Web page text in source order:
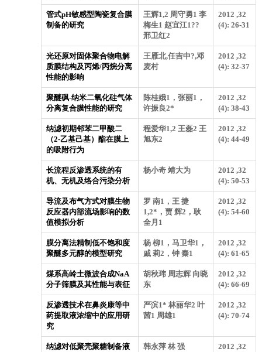
管式pH敏感型陶瓷复合膜
制备的研究
王辉1,2 周守勇1 李
梅生1 赵宜江1??
邢卫红2
2012 ,32
(4): 26-31
光还原对固体聚合物电解
质膜结构及丙烯/丙烷分离
性能的影响
王雁北,任吉中?,邓
麦村
2012 ,32
(4): 32-37
聚醚砜-纳米二氧化硅气体
分离复合膜性能的研究
陈桂娥1，张丽1，
许振良2*
2012 ,32
(4): 38-43
纳滤初期邻苯二甲酸二
（2-乙基己基）酯在膜上
的吸附行为
程爱华1,2 王磊2 王
旭东2
2012 ,32
(4): 44-49
长流程反渗透系统的有
机、无机及络合污染分析
杨小奇 靖大为
2012 ,32
(4): 50-53
导流及布气方式对膜生物
反应器内部流场影响的数
值模拟分析
罗 南1，王 捷
1,2*，贾 辉2，耿
全月1
2012 ,32
(4): 54-60
膜分离法精制低不饱和度
聚醚多元醇的模型研究
杨 柳1，马卫华1，
戚 莉2，钟 秦1
2012 ,32
(4): 61-65
煤系高岭土微波合成NaA
分子筛膜及其性能与表征
胡秋玮 周志辉 向晓
东
2012 ,32
(4): 66-69
反渗透技术在鼻炎康等中
药提取液浓缩中的应用研
究
严滨1* 林丽华2 叶
茜1 周雄1
2012 ,32
(4): 70-74
纳滤对低聚壳聚糖制备液
韩永萍 林 强
2012 ,32